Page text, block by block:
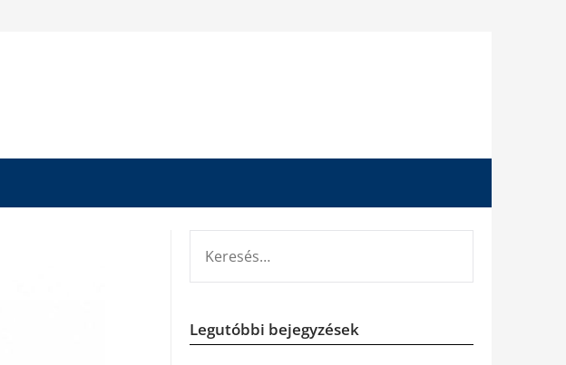
Legutóbbi bejegyzések